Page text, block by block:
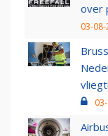
over
03-